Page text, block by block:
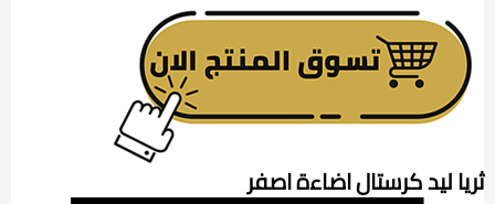
ثريا ليد كرستال اضاءة اصفر